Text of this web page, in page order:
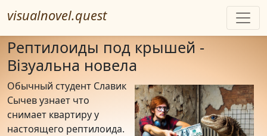
visualnovel.quest
Рептилоиды под крышей -
Візуальна новела
Обычный студент Славик
Сычев узнает что
снимает квартиру у
настоящего рептилоида.